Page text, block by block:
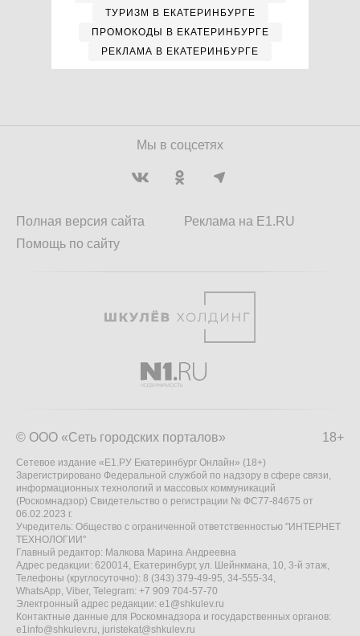
ТУРИЗМ В ЕКАТЕРИНБУРГЕ
ПРОМОКОДЫ В ЕКАТЕРИНБУРГЕ
РЕКЛАМА В ЕКАТЕРИНБУРГЕ
Мы в соцсетях
Полная версия сайта
Помощь по сайту
Реклама на E1.RU
18+
© ООО «Сеть городских порталов»
Сетевое издание «Е1.РУ Екатеринбург Онлайн» (18+)
Зарегистрировано Федеральной службой по надзору в сфере связи,
информационных технологий и массовых коммуникаций
(Роскомнадзор) Свидетельство о регистрации № ФС77-84675 от
06.02.2023 г.
Учредитель: Общество с ограниченной ответственностью "ИНТЕРНЕТ
ТЕХНОЛОГИИ"
Главный редактор: Малкова Марина Андреевна
Адрес редакции: 620014, Екатеринбург, ул. Шейнкмана, 10, 3-й этаж,
Телефоны (круглосуточно): 8 (343) 379-49-95, 34-555-34,
WhatsApp, Viber, Telegram: +7 909 704-57-70
Электронный адрес редакции: e1@shkulev.ru
Контактные данные для Роскомнадзора и государственных органов:
e1info@shkulev.ru, juristekat@shkulev.ru